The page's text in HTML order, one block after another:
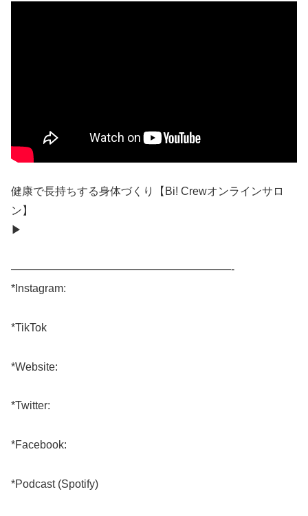
健康で長持ちする身体づくり【Bi! Crewオンラインサロ
ン】
▶︎
————————————————————-
*Instagram:
*TikTok
*Website:
*Twitter:
*Facebook:
*Podcast (Spotify)